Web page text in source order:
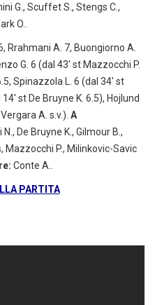
G., Scuffet S., Stengs C.,
O..
Rrahmani A. 7, Buongiorno A.
G. 6 (dal 43′ st Mazzocchi P.
Spinazzola L. 6 (dal 34′ st
st De Bruyne K. 6.5), Hojlund
A. s.v.). A
De Bruyne K., Gilmour B.,
Mazzocchi P., Milinkovic-Savic
Conte A..
PARTITA